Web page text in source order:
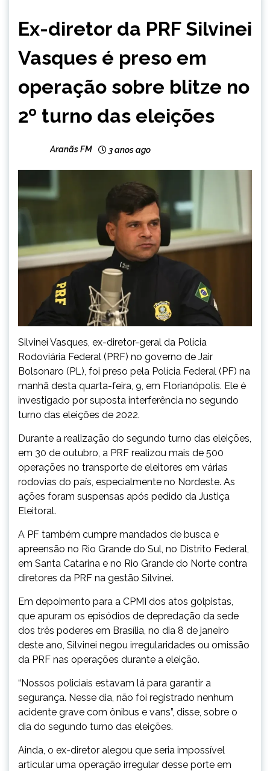
Ex-diretor da PRF Silvinei
Vasques é preso em
operação sobre blitze no
2º turno das eleições
Aranãs FM 3 anos ago
Silvinei Vasques, ex-diretor-geral da Polícia
Rodoviária Federal (PRF) no governo de Jair
Bolsonaro (PL), foi preso pela Polícia Federal (PF) na
manhã desta quarta-feira, 9, em Florianópolis. Ele é
investigado por suposta interferência no segundo
turno das eleições de 2022.
Durante a realização do segundo turno das eleições,
em 30 de outubro, a PRF realizou mais de 500
operações no transporte de eleitores em várias
rodovias do país, especialmente no Nordeste. As
ações foram suspensas após pedido da Justiça
Eleitoral.
A PF também cumpre mandados de busca e
apreensão no Rio Grande do Sul, no Distrito Federal,
em Santa Catarina e no Rio Grande do Norte contra
diretores da PRF na gestão Silvinei.
Em depoimento para a CPMI dos atos golpistas,
que apuram os episódios de depredação da sede
dos três poderes em Brasília, no dia 8 de janeiro
deste ano, Silvinei negou irregularidades ou omissão
da PRF nas operações durante a eleição.
“Nossos policiais estavam lá para garantir a
segurança. Nesse dia, não foi registrado nenhum
acidente grave com ônibus e vans”, disse, sobre o
dia do segundo turno das eleições.
Ainda, o ex-diretor alegou que seria impossível
articular uma operação irregular desse porte em